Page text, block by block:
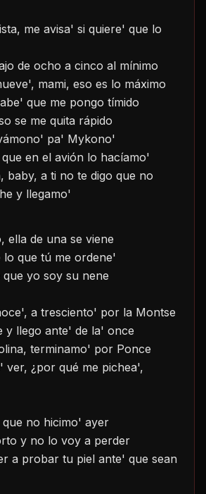
me avisa' si quiere' que lo
de ocho a cinco al mínimo
mami, eso es lo máximo
que me pongo tímido
se me quita rápido
pa' Mykono'
en el avión lo hacíamo'
baby, a ti no te digo que no
y llegamo'
ella de una se viene
lo que tú me ordene'
yo soy su nene
a tresciento' por la Montse
y llego ante' de la' once
terminamo' por Ponce
ver, ¿por qué me pichea',
no hicimo' ayer
y no lo voy a perder
a probar tu piel ante' que sean